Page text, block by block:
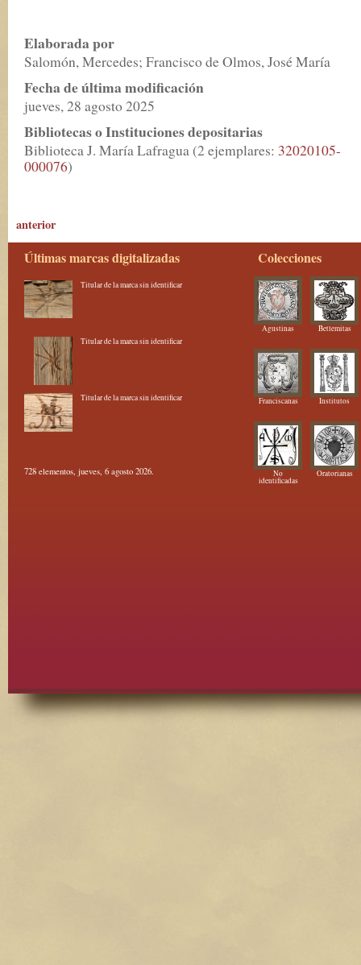
Elaborada por
Salomón, Mercedes; Francisco de Olmos, José María
Fecha de última modificación
jueves, 28 agosto 2025
Bibliotecas o Instituciones depositarias
Biblioteca J. María Lafragua (2 ejemplares: 32020105-
000076)
anterior
Últimas marcas digitalizadas
Titular de la marca sin identificar
Titular de la marca sin identificar
Titular de la marca sin identificar
728 elementos, jueves, 6 agosto 2026.
Colecciones
Agustinas Betlemitas
Franciscanas Institutos
No
identificadas
Oratorianas